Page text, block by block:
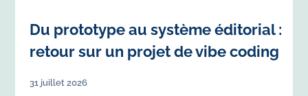
Du prototype au système éditorial :
retour sur un projet de vibe coding
31 juillet 2026